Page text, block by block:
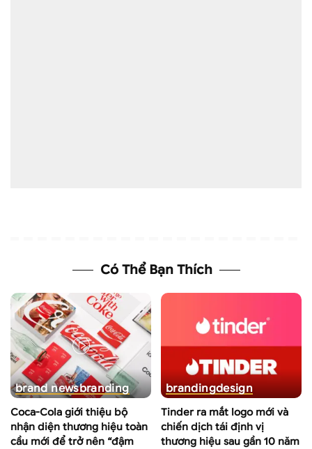
Có Thể Bạn Thích
brand newsbranding
Coca-Cola giới thiệu bộ
nhận diện thương hiệu toàn
cầu mới để trở nên “đậm
brandingdesign
Tinder ra mắt logo mới và
chiến dịch tái định vị
thương hiệu sau gần 10 năm